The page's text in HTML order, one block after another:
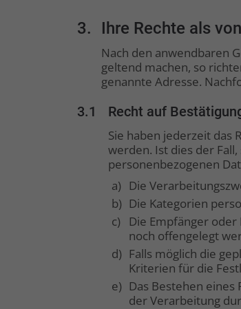
3. Ihre Rechte als
Nach den anwendbaren
geltend machen, so
genannte Adresse.
3.1 Recht auf
Sie haben jederzeit das
werden. Ist dies der
personenbezogenen
a) Die
b) Die Kategorien
c)
Die Empfänger
noch offengelegt
d) Falls möglich die
Kriterien für die
e) Das Bestehen
der Verarbeitung